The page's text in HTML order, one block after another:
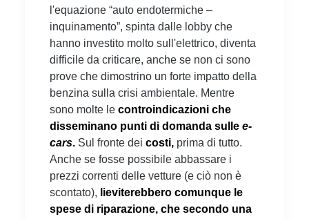
l'equazione “auto endotermiche –
inquinamento”, spinta dalle lobby che
hanno investito molto sull'elettrico, diventa
difficile da criticare, anche se non ci sono
prove che dimostrino un forte impatto della
benzina sulla crisi ambientale. Mentre
sono molte le controindicazioni che
disseminano punti di domanda sulle e-
cars. Sul fronte dei costi, prima di tutto.
Anche se fosse possibile abbassare i
prezzi correnti delle vetture (e ciò non è
scontato), lieviterebbero comunque le
spese di riparazione, che secondo una